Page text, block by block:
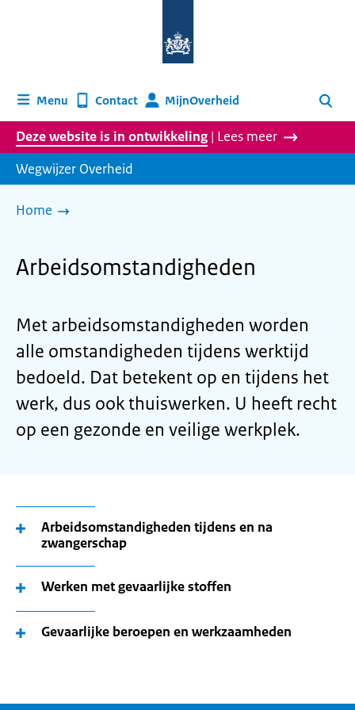
homepage
Menu Contact MijnOverheid Zoeken
Deze website is in ontwikkeling | Lees meer
Wegwijzer Overheid
Home
Arbeidsomstandigheden
Met arbeidsomstandigheden worden
alle omstandigheden tijdens werktijd
bedoeld. Dat betekent op en tijdens het
werk, dus ook thuiswerken. U heeft recht
op een gezonde en veilige werkplek.
Arbeidsomstandigheden tijdens en na
zwangerschap
Werken met gevaarlijke stoffen
Gevaarlijke beroepen en werkzaamheden